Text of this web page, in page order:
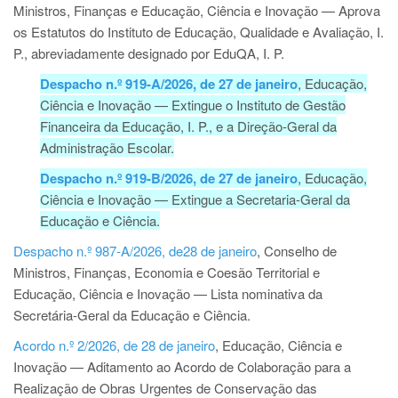
Ministros, Finanças e Educação, Ciência e Inovação — Aprova
os Estatutos do Instituto de Educação, Qualidade e Avaliação, I.
P., abreviadamente designado por EduQA, I. P.
Despacho n.º 919-A/2026, de 27 de janeiro, Educação,
Ciência e Inovação — Extingue o Instituto de Gestão
Financeira da Educação, I. P., e a Direção-Geral da
Administração Escolar.
Despacho n.º 919-B/2026, de 27 de janeiro, Educação,
Ciência e Inovação — Extingue a Secretaria-Geral da
Educação e Ciência.
Despacho n.º 987-A/2026, de28 de janeiro, Conselho de
Ministros, Finanças, Economia e Coesão Territorial e
Educação, Ciência e Inovação — Lista nominativa da
Secretária-Geral da Educação e Ciência.
Acordo n.º 2/2026, de 28 de janeiro, Educação, Ciência e
Inovação — Aditamento ao Acordo de Colaboração para a
Realização de Obras Urgentes de Conservação das